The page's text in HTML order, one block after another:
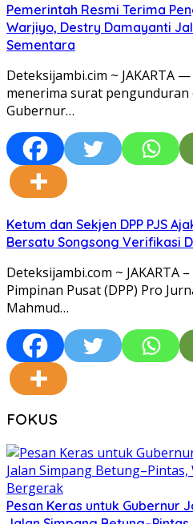
Pemerintah Resmi Terima
Warjiyo, Destry Damayanti
Sementara
Deteksijambi.cim ~ JAKARTA
menerima surat
Gubernur…
Ketum dan Sekjen DPP PJS
Bersatu Songsong Verifikasi
Deteksijambi.com ~ JAKARTA
Pimpinan Pusat (DPP) Pro
Mahmud…
FOKUS
Pesan Keras untuk Gubernur